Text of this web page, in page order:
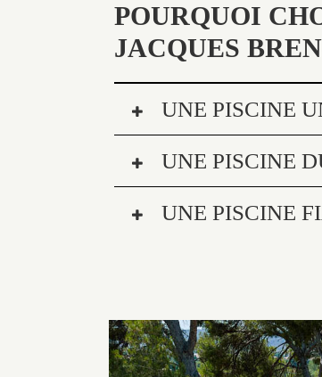
POURQUOI
JACQUES
UNE PISCINE
UNE PISCINE
UNE PISCINE